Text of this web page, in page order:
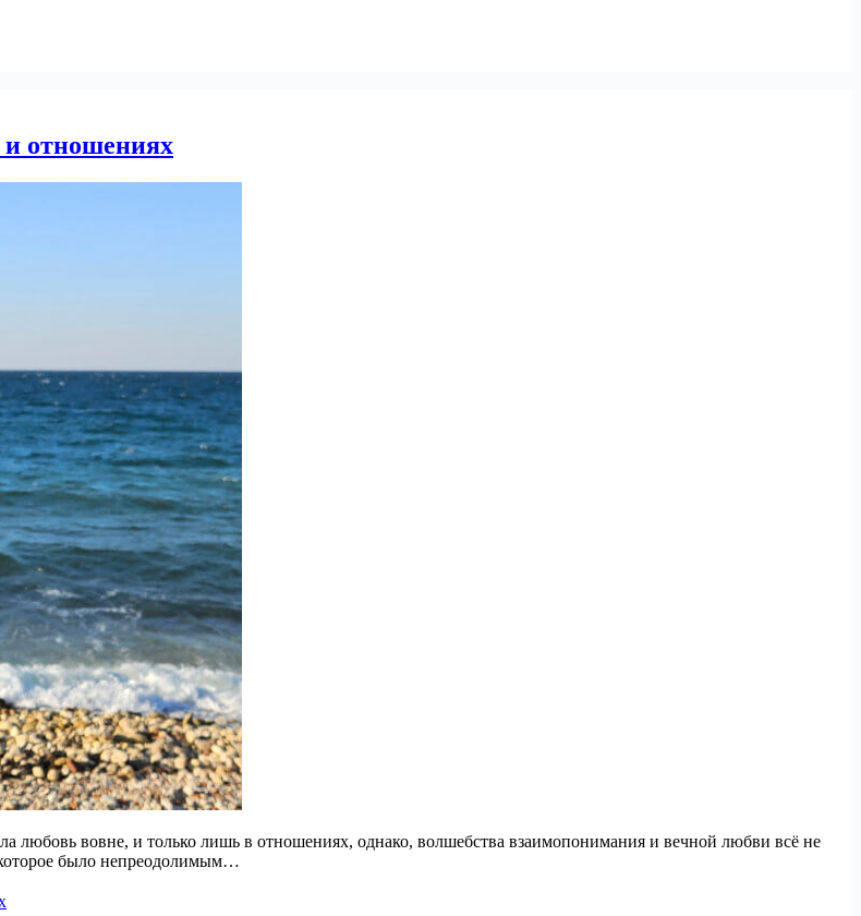
отношениях
любовь вовне, и только лишь в отношениях, однако, волшебства взаимопонимания и вечной любви всё не
которое было непреодолимым…